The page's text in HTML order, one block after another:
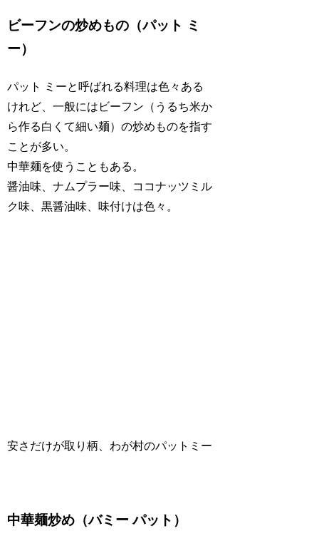
ビーフンの炒めもの（パット ミ
ー）
パット ミーと呼ばれる料理は色々ある
けれど、一般にはビーフン（うるち米か
ら作る白くて細い麺）の炒めものを指す
ことが多い。
中華麺を使うこともある。
醤油味、ナムプラー味、ココナッツミル
ク味、黒醤油味、味付けは色々。
安さだけが取り柄、わが村のパットミー
中華麺炒め（バミー パット）